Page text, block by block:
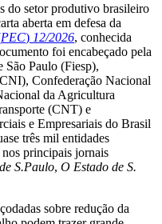
do setor produtivo brasileiro
aberta em defesa da
PEC) 12/2026, conhecida
foi encabeçado pela
São Paulo (Fiesp),
Confederação Nacional
da Agricultura
(CNT) e
e Empresariais do Brasil
três mil entidades
principais jornais
S.Paulo, O Estado de S.
sobre redução da